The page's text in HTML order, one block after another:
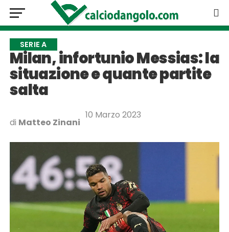
SERIE A
Milan, infortunio Messias: la
situazione e quante partite
salta
di Matteo Zinani
10 Marzo 2023